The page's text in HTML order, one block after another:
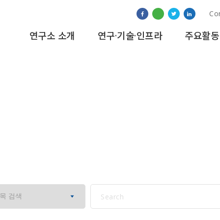
연구소 소개 연구·기술·인프라 주요활동